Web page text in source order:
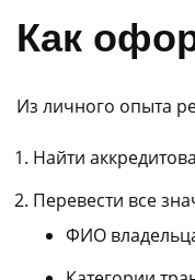
Как
Из личного опыта
Найти
Перевести все
ФИО